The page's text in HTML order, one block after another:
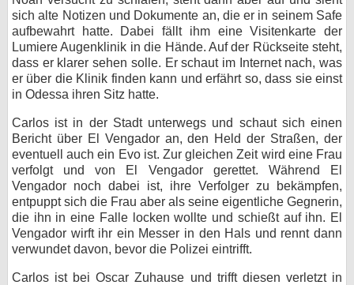
sich alte Notizen und Dokumente an, die er in seinem Safe
aufbewahrt hatte. Dabei fällt ihm eine Visitenkarte der
Lumiere Augenklinik in die Hände. Auf der Rückseite steht,
dass er klarer sehen solle. Er schaut im Internet nach, was
er über die Klinik finden kann und erfährt so, dass sie einst
in Odessa ihren Sitz hatte.
Carlos ist in der Stadt unterwegs und schaut sich einen
Bericht über El Vengador an, den Held der Straßen, der
eventuell auch ein Evo ist. Zur gleichen Zeit wird eine Frau
verfolgt und von El Vengador gerettet. Während El
Vengador noch dabei ist, ihre Verfolger zu bekämpfen,
entpuppt sich die Frau aber als seine eigentliche Gegnerin,
die ihn in eine Falle locken wollte und schießt auf ihn. El
Vengador wirft ihr ein Messer in den Hals und rennt dann
verwundet davon, bevor die Polizei eintrifft.
Carlos ist bei Oscar Zuhause und trifft diesen verletzt in